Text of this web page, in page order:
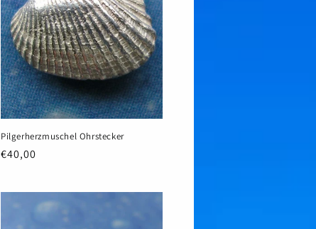
Pilgerherzmuschel Ohrstecker
Normaler
€40,00